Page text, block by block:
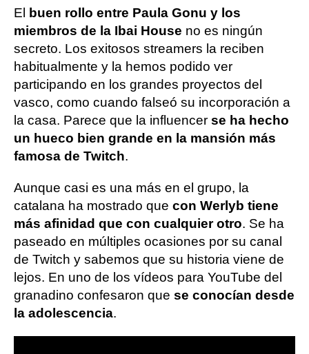
El
buen rollo entre Paula Gonu y los
miembros de la Ibai House no es ningún
secreto. Los exitosos streamers la reciben
habitualmente y la hemos podido ver
participando en los grandes proyectos del
vasco, como cuando falseó su incorporación a
la casa. Parece que la influencer se ha hecho
un hueco bien grande en la mansión más
famosa de Twitch.
Aunque casi es una más en el grupo, la
catalana ha mostrado que con Werlyb tiene
más afinidad que con cualquier otro. Se ha
paseado en múltiples ocasiones por su canal
de Twitch y sabemos que su historia viene de
lejos. En uno de los vídeos para YouTube del
granadino confesaron que se conocían desde
la adolescencia.